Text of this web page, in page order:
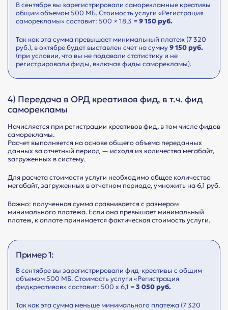
В сентябре вы зарегистрировали саморекламные креативы
общим объемом 500 МБ. Стоимость услуги «Регистрация
саморекламы» составит: 500 × 18,3 =9 150 руб.
Так как эта сумма превышает минимальный платеж (7 320
руб.), в октябре будет выставлен счет на сумму9 150 руб.
(при условии, что вы не подавали статистику и не
регистрировали фиды, включая фиды саморекламы).
4) Передача в ОРД креативов фид, в т.ч. фид
саморекламы
Начисляется при регистрации креативов фид, в том числе фидов
саморекламы.
Расчет выполняется на основе общего объема переданных
данных за отчетный период — исходя из количества мегабайт,
загруженных в систему.
Для расчета стоимости услуги необходимо общее количество
мегабайт, загруженных в отчетном периоде, умножить на 6,1 руб.
Важно: полученная сумма сравнивается с размером
минимального платежа. Если она превышает минимальный
платеж, к оплате принимается фактическая стоимость услуги.
Пример 1:
В сентябре вы зарегистрировали фид-креативы с общим
объемом 500 МБ. Стоимость услуги «Регистрация
фидкреативов» составит: 500 х 6,1 =3 050 руб.
Так как эта сумма меньше минимального платежа (7 320